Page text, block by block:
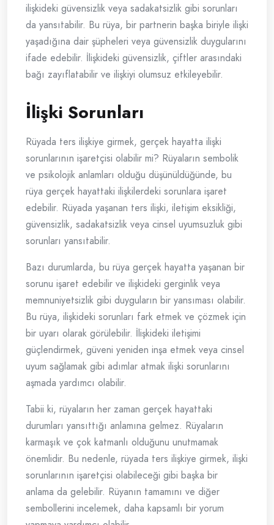
ilişkideki güvensizlik veya sadakatsizlik gibi sorunları
da yansıtabilir. Bu rüya, bir partnerin başka biriyle ilişki
yaşadığına dair şüpheleri veya güvensizlik duygularını
ifade edebilir. İlişkideki güvensizlik, çiftler arasındaki
bağı zayıflatabilir ve ilişkiyi olumsuz etkileyebilir.
İlişki Sorunları
Rüyada ters ilişkiye girmek, gerçek hayatta ilişki
sorunlarının işaretçisi olabilir mi? Rüyaların sembolik
ve psikolojik anlamları olduğu düşünüldüğünde, bu
rüya gerçek hayattaki ilişkilerdeki sorunlara işaret
edebilir. Rüyada yaşanan ters ilişki, iletişim eksikliği,
güvensizlik, sadakatsizlik veya cinsel uyumsuzluk gibi
sorunları yansıtabilir.
Bazı durumlarda, bu rüya gerçek hayatta yaşanan bir
sorunu işaret edebilir ve ilişkideki gerginlik veya
memnuniyetsizlik gibi duyguların bir yansıması olabilir.
Bu rüya, ilişkideki sorunları fark etmek ve çözmek için
bir uyarı olarak görülebilir. İlişkideki iletişimi
güçlendirmek, güveni yeniden inşa etmek veya cinsel
uyum sağlamak gibi adımlar atmak ilişki sorunlarını
aşmada yardımcı olabilir.
Tabii ki, rüyaların her zaman gerçek hayattaki
durumları yansıttığı anlamına gelmez. Rüyaların
karmaşık ve çok katmanlı olduğunu unutmamak
önemlidir. Bu nedenle, rüyada ters ilişkiye girmek, ilişki
sorunlarının işaretçisi olabileceği gibi başka bir
anlama da gelebilir. Rüyanın tamamını ve diğer
sembollerini incelemek, daha kapsamlı bir yorum